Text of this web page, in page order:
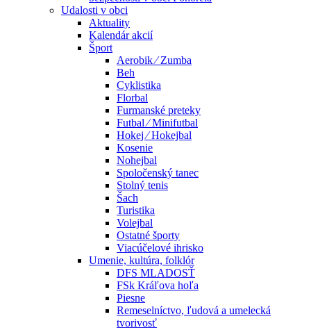
Udalosti v obci
Aktuality
Kalendár akcií
Šport
Aerobik ⁄ Zumba
Beh
Cyklistika
Florbal
Furmanské preteky
Futbal ⁄ Minifutbal
Hokej ⁄ Hokejbal
Kosenie
Nohejbal
Spoločenský tanec
Stolný tenis
Šach
Turistika
Volejbal
Ostatné športy
Viacúčelové ihrisko
Umenie, kultúra, folklór
DFS MLADOSŤ
FSk Kráľova hoľa
Piesne
Remeselníctvo, ľudová a umelecká
tvorivosť